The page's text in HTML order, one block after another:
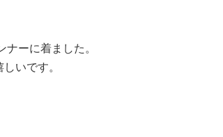
ーに着ました。
いです。